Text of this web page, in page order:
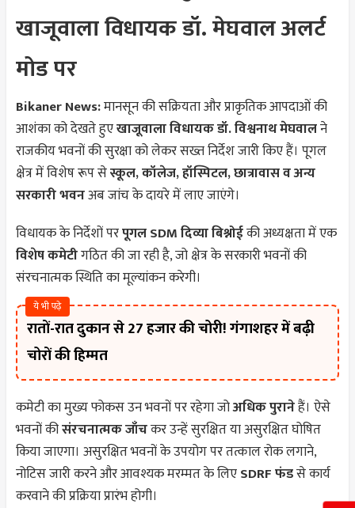
खाजूवाला विधायक डॉ. मेघवाल अलर्ट
मोड पर
Bikaner News:मानसून की सक्रियता और प्राकृतिक आपदाओं की
आशंका को देखते हुएखाजूवाला विधायक डॉ. विश्वनाथ मेघवालने
राजकीय भवनों की सुरक्षा को लेकर सख्त निर्देश जारी किए हैं। पूगल
क्षेत्र में विशेष रूप सेस्कूल, कॉलेज, हॉस्पिटल, छात्रावास व अन्य
सरकारी भवनअब जांच के दायरे में लाए जाएंगे।
विधायक के निर्देशों परपूगल SDM दिव्या बिश्नोईकी अध्यक्षता में एक
विशेष कमेटीगठित की जा रही है, जो क्षेत्र के सरकारी भवनों की
संरचनात्मक स्थिति का मूल्यांकन करेगी।
ये भी पढ़े
रातों-रात दुकान से 27 हजार की चोरी! गंगाशहर में बढ़ी
चोरों की हिम्मत
कमेटी का मुख्य फोकस उन भवनों पर रहेगा जोअधिक पुरानेहैं। ऐसे
भवनों कीसंरचनात्मक जाँचकर उन्हें सुरक्षित या असुरक्षित घोषित
किया जाएगा। असुरक्षित भवनों के उपयोग पर तत्काल रोक लगाने,
नोटिस जारी करने और आवश्यक मरम्मत के लिएSDRF फंडसे कार्य
करवाने की प्रक्रिया प्रारंभ होगी।